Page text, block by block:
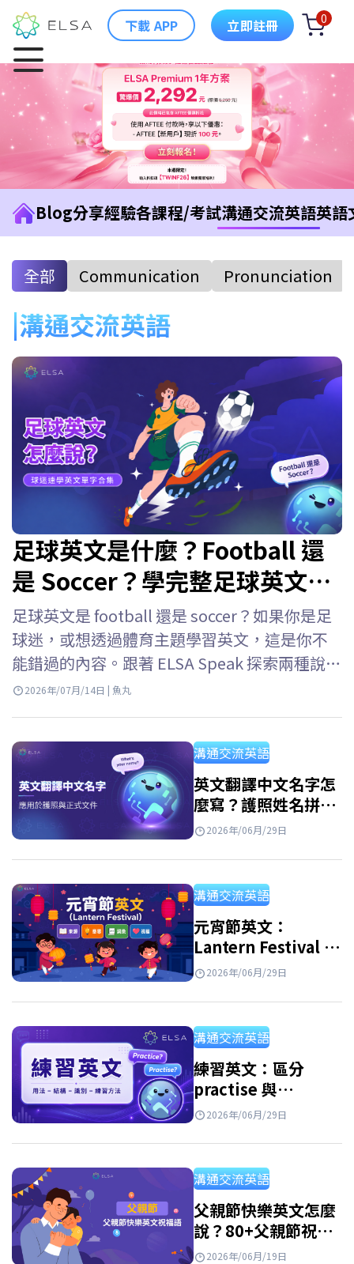
下載 APP 立即註冊 0
Blog分享經驗各課程/考試溝通交流英語英語
全部 Communication Pronunciation
溝通交流英語
足球英文是什麼？Football 還
是 Soccer？學完整足球英文單
字
足球英文是 football 還是 soccer？如果你是足
球迷，或想透過體育主題學習英文，這是你不
能錯過的內容。跟著 ELSA Speak 探索兩種說法
的差異，學習足球英文單字與足球英文術語，
Football 是什麼意思? Football是英國及世界上
大多數國家對足球的普遍稱呼，也是FIFA世界
盃等國際賽事所使用的術語。若你收看英國或
歐洲的體育媒體，會比 soccer…
2026年/07月/14日 | 魚丸
溝通交流英語
英文翻譯中文名字怎
麼寫？護照姓名拼音
規則與常見名字對照
2026年/06月/29日
溝通交流英語
元宵節英文：
Lantern Festival 的
由來、英文介紹、單
2026年/06月/29日
溝通交流英語
練習英文：區分
practise 與
practice，以及免費
2026年/06月/29日
溝通交流英語
父親節快樂英文怎麼
說？80+父親節祝福
語英文、佳句與短文
2026年/06月/19日